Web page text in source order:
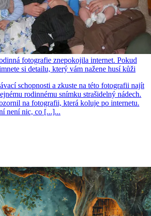
fotografie znepokojila internet. Pokud
si detailu, který vám nažene husí kůži
schopnosti a zkuste na této fotografii najít
rodinnému snímku strašidelný nádech.
na fotografii, která koluje po internetu.
není nic, co [...]...